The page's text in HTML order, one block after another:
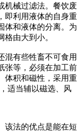
机械过滤法。餐饮废
即利用液体的自身重
体和液体的分离。为
由大到小。
有些牲畜不可食用
张等，必须在加工前
体积和磁性，采用重
适当辅以磁选、风
法的优点是能在短